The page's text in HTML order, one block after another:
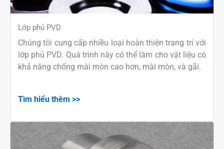
Lớp phủ PVD
Chúng tôi cung cấp nhiều loại hoàn thiện trang trí với
lớp phủ PVD. Quá trình này có thể làm cho vật liệu có
khả năng chống mài mòn cao hơn, mài mòn, và gãi.
Tìm hiểu thêm >>